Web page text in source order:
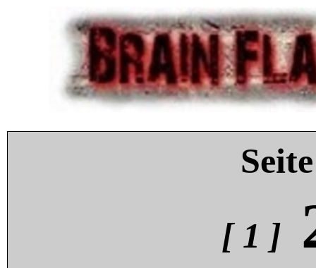
[ 1 ]